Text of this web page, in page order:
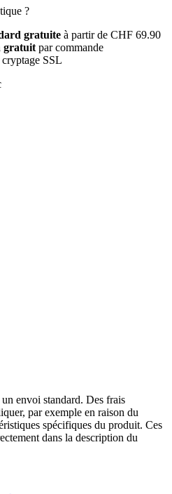
?
gratuite à partir de CHF 69.90
gratuit par commande
cryptage SSL
envoi standard. Des frais
par exemple en raison du
spécifiques du produit. Ces
dans la description du